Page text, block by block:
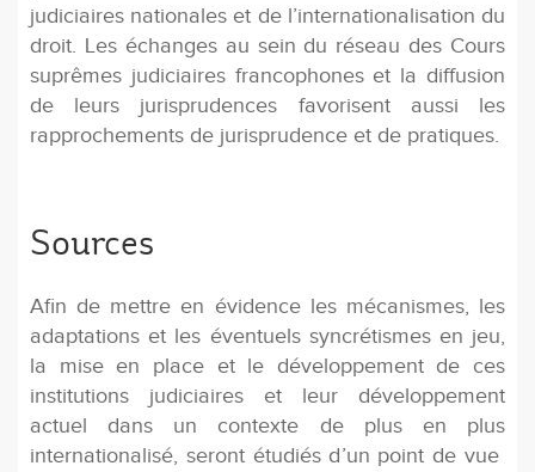
judiciaires nationales et de l’internationalisation du
droit. Les échanges au sein du réseau des Cours
suprêmes judiciaires francophones et la diffusion
de leurs jurisprudences favorisent aussi les
rapprochements de jurisprudence et de pratiques.
Sources
Afin de mettre en évidence les mécanismes, les
adaptations et les éventuels syncrétismes en jeu,
la mise en place et le développement de ces
institutions judiciaires et leur développement
actuel dans un contexte de plus en plus
internationalisé, seront étudiés d’un point de vue